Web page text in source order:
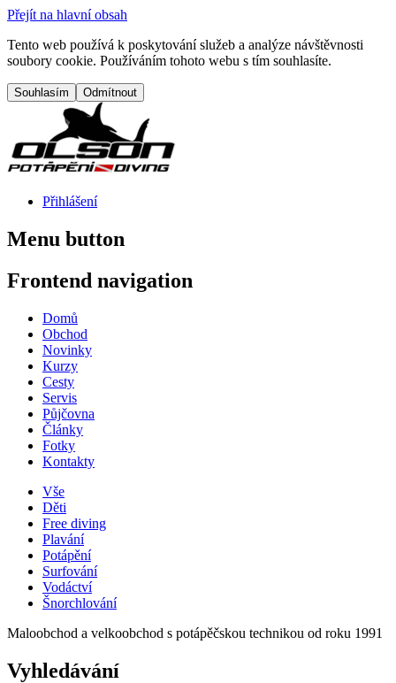
Přejít na hlavní obsah
Tento web používá k poskytování služeb a analýze návštěvnosti
soubory cookie. Používáním tohoto webu s tím souhlasíte.
Přihlášení
Menu button
Frontend navigation
Domů
Obchod
Novinky
Kurzy
Cesty
Servis
Půjčovna
Články
Fotky
Kontakty
Vše
Děti
Free diving
Plavání
Potápění
Surfování
Vodáctví
Šnorchlování
Maloobchod a velkoobchod s potápěčskou technikou od roku 1991
Vyhledávání